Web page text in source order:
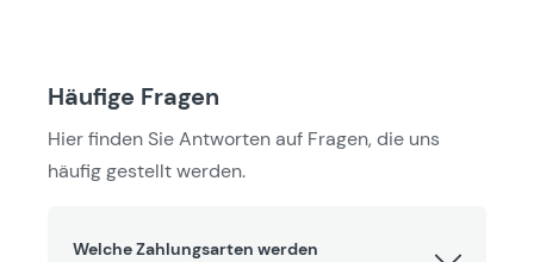
Häufige Fragen
Hier finden Sie Antworten auf Fragen, die uns
häufig gestellt werden.
Welche Zahlungsarten werden